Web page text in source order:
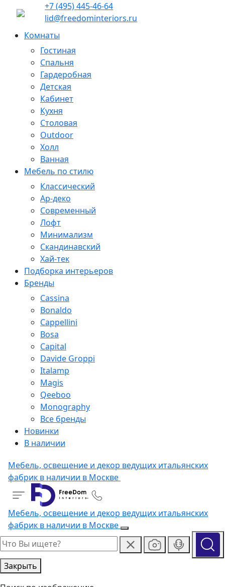
+7 (495) 445-46-64
lid@freedominteriors.ru
Комнаты
Гостиная
Спальня
Гардеробная
Детская
Кабинет
Кухня
Столовая
Outdoor
Холл
Ванная
Мебель по стилю
Классический
Ар-деко
Современный
Лофт
Минимализм
Скандинавский
Хай-тек
Подборка интерьеров
Бренды
Cassina
Bonaldo
Cappellini
Bosa
Capital
Davide Groppi
Italamp
Magis
Qeeboo
Monography
Все бренды
Новинки
В наличии
Мебель, освещение и декор ведущих итальянских
фабрик в наличии в Москве
Мебель, освещение и декор ведущих итальянских
фабрик в наличии в Москве
Закрыть